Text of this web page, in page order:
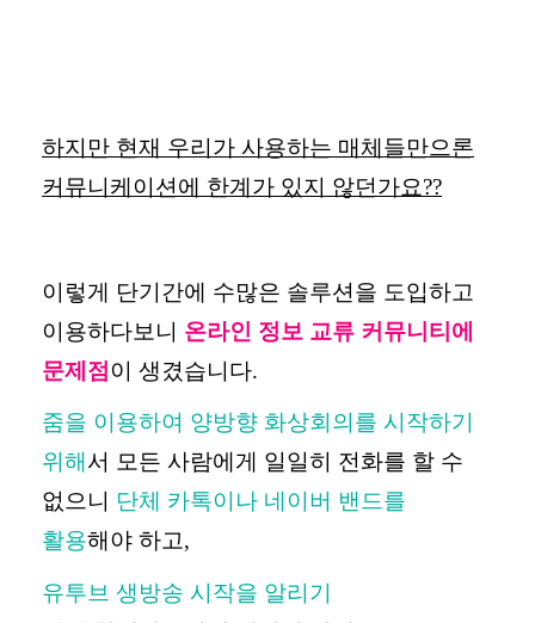
하지만 현재 우리가 사용하는 매체들만으론
커뮤니케이션에 한계가 있지 않던가요??
이렇게 단기간에 수많은 솔루션을 도입하고
이용하다보니 온라인 정보 교류 커뮤니티에
문제점이 생겼습니다.
줌을 이용하여 양방향 화상회의를 시작하기
위해 서 모든 사람에게 일일히 전화를 할 수
없으니
단체 카톡이나 네이버 밴드를
활용해야 하고,
유투브 생방송 시작을 알리기